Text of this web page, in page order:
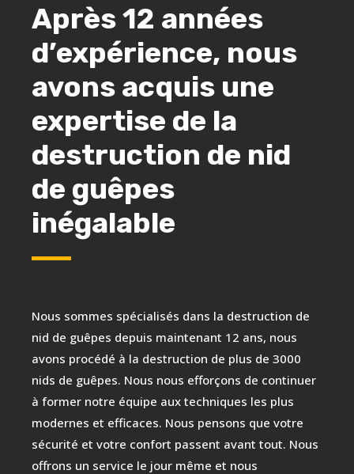
Après 12 années
d’expérience, nous
avons acquis une
expertise de la
destruction de nid
de guêpes
inégalable
Nous sommes spécialisés dans la destruction de
nid de guêpes depuis maintenant 12 ans, nous
avons procédé à la destruction de plus de 3000
nids de guêpes. Nous nous efforçons de continuer
à former notre équipe aux techniques les plus
modernes et efficaces. Nous pensons que votre
sécurité et votre confort passent avant tout. Nous
offrons un service le jour même et nous